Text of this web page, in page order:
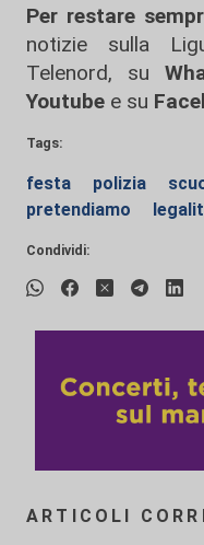
Per restare
notizie sulla
Telenord, su
Youtube e su
Tags:
festa polizia
pretendiamo
Condividi:
ARTICOLI